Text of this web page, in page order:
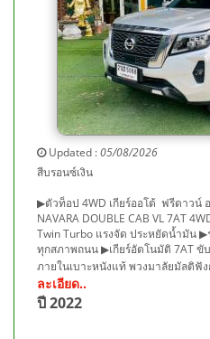
Updated :05/08/2026
สีบรอนซ์เงิน
▶ตัวท็อป 4WD เกียร์ออโต้ ฟรีดาวน์
NAVARA DOUBLE CAB VL 7AT
Twin Turbo แรงจัด ประหยัดน้ำมัน
ทุกสภาพถนน ▶เกียร์อัตโนมัติ 7AT ขั
ภายในเบาะหนังแท้ พวงมาลัยมัลติฟั
ละเอียด..
ปี 2022